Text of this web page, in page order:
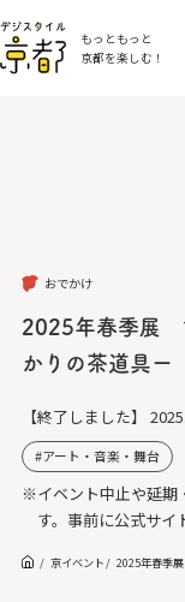
もっともっと
京都を楽しむ！
おでかけ
2025年春季展
かりの茶道具ー
【終了しました】
アート・音楽・舞台
※イベント中止や延期
す。事前に公式サイ
京イベント 2025年春季